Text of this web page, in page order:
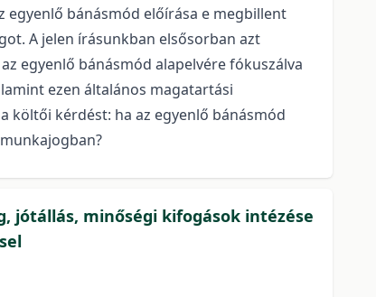
egyenlő bánásmód előírása e megbillent
A jelen írásunkban elsősorban azt
egyenlő bánásmód alapelvére fókuszálva
ezen általános magatartási
költői kérdést: ha az egyenlő bánásmód
jótállás, minőségi kifogások intézése